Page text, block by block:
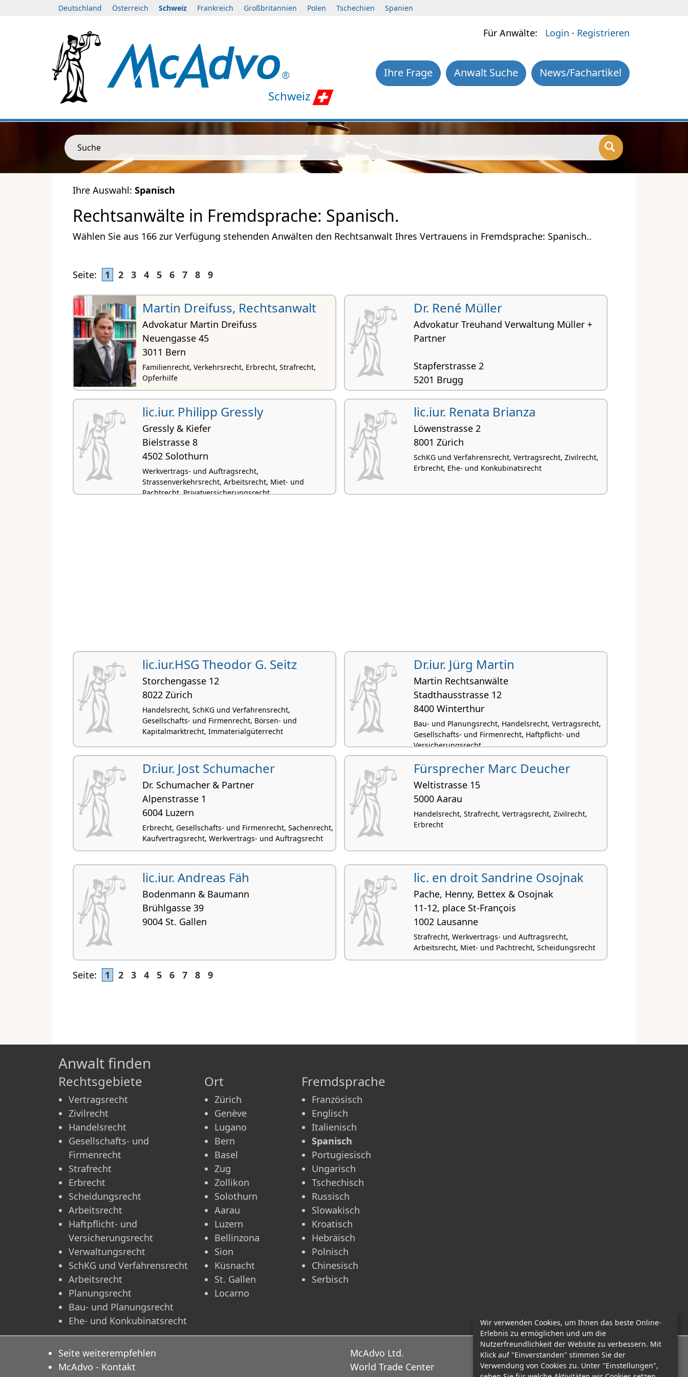
Deutschland Österreich Schweiz Frankreich Großbritannien Polen Tschechien Spanien
Schweiz
Für Anwälte: Login · Registrieren
News/Fachartikel
Anwalt Suche
Ihre Frage
Suche
Ihre Auswahl: Spanisch
Rechtsanwälte in Fremdsprache: Spanisch.
Wählen Sie aus 166 zur Verfügung stehenden Anwälten den Rechtsanwalt Ihres Vertrauens in Fremdsprache: Spanisch..
Seite: 1 2 3 4 5 6 7 8 9
Martin Dreifuss, Rechtsanwalt
Advokatur Martin Dreifuss
Neuengasse 45
3011 Bern
Familienrecht, Verkehrsrecht, Erbrecht, Strafrecht,
Opferhilfe
Dr. René Müller
Advokatur Treuhand Verwaltung Müller +
Partner
Stapferstrasse 2
5201 Brugg
Zivilrecht, Erbrecht
lic.iur. Philipp Gressly
Gressly & Kiefer
Bielstrasse 8
4502 Solothurn
Werkvertrags- und Auftragsrecht,
Strassenverkehrsrecht, Arbeitsrecht, Miet- und
Pachtrecht, Privatversicherungsrecht
lic.iur. Renata Brianza
Löwenstrasse 2
8001 Zürich
SchKG und Verfahrensrecht, Vertragsrecht, Zivilrecht,
Erbrecht, Ehe- und Konkubinatsrecht
lic.iur.HSG Theodor G. Seitz
Storchengasse 12
8022 Zürich
Handelsrecht, SchKG und Verfahrensrecht,
Gesellschafts- und Firmenrecht, Börsen- und
Kapitalmarktrecht, Immaterialgüterrecht
Dr.iur. Jürg Martin
Martin Rechtsanwälte
Stadthausstrasse 12
8400 Winterthur
Bau- und Planungsrecht, Handelsrecht, Vertragsrecht,
Gesellschafts- und Firmenrecht, Haftpflicht- und
Versicherungsrecht
Dr.iur. Jost Schumacher
Dr. Schumacher & Partner
Alpenstrasse 1
6004 Luzern
Erbrecht, Gesellschafts- und Firmenrecht, Sachenrecht,
Kaufvertragsrecht, Werkvertrags- und Auftragsrecht
Fürsprecher Marc Deucher
Weltistrasse 15
5000 Aarau
Handelsrecht, Strafrecht, Vertragsrecht, Zivilrecht,
Erbrecht
lic.iur. Andreas Fäh
Bodenmann & Baumann
Brühlgasse 39
9004 St. Gallen
lic. en droit Sandrine Osojnak
Pache, Henny, Bettex & Osojnak
11-12, place St-François
1002 Lausanne
Strafrecht, Werkvertrags- und Auftragsrecht,
Arbeitsrecht, Miet- und Pachtrecht, Scheidungsrecht
Seite: 1 2 3 4 5 6 7 8 9
Anwalt finden
Rechtsgebiete
Vertragsrecht
Zivilrecht
Handelsrecht
Gesellschafts- und
Firmenrecht
Strafrecht
Erbrecht
Scheidungsrecht
Arbeitsrecht
Haftpflicht- und
Versicherungsrecht
Verwaltungsrecht
SchKG und Verfahrensrecht
Arbeitsrecht
Planungsrecht
Bau- und Planungsrecht
Ehe- und Konkubinatsrecht
Ort
Zürich
Genève
Lugano
Bern
Basel
Zug
Zollikon
Solothurn
Aarau
Luzern
Bellinzona
Sion
Küsnacht
St. Gallen
Locarno
Fremdsprache
Französisch
Englisch
Italienisch
Spanisch
Portugiesisch
Ungarisch
Tschechisch
Russisch
Slowakisch
Kroatisch
Hebräisch
Polnisch
Chinesisch
Serbisch
Seite weiterempfehlen
McAdvo - Kontakt
McAdvo Ltd.
World Trade Center
E-Mail: office@mcadvo.com
Wir verwenden Cookies, um Ihnen das beste Online-
Erlebnis zu ermöglichen und um die
Nutzerfreundlichkeit der Website zu verbessern. Mit
Klick auf "Einverstanden" stimmen Sie der
Verwendung von Cookies zu. Unter "Einstellungen",